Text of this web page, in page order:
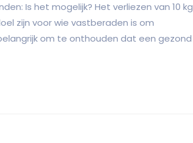
Is het mogelijk? Het verliezen van 10 kg
zijn voor wie vastberaden is om
om te onthouden dat een gezond